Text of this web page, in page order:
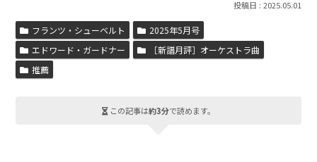
2025.05.01
フランツ・シューベルト
2025年5月号
エドワード・ガードナー
［新譜月評］オーケストラ曲
推薦
この記事は約3分で読めます。